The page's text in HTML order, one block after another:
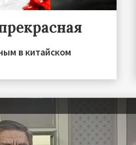
в китайском